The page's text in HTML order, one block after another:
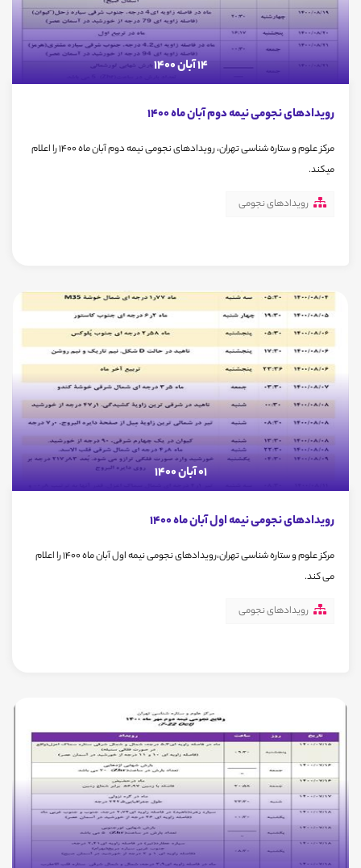
14 آبان 1400
رویدادهای نجومی نیمه دوم آبان ماه 1400
مرکز علوم و ستاره شناسی تهران، رویدادهای نجومی نیمه دوم آبان ماه 1400 را اعلام
میکند.
رویدادهای نجومی
01 آبان 1400
رویدادهای نجومی نیمه اول آبان ماه 1400
مرکز علوم و ستاره شناسی تهران،رویدادهای نجومی نیمه اول آبان ماه 1400 را اعلام
می کند.
رویدادهای نجومی